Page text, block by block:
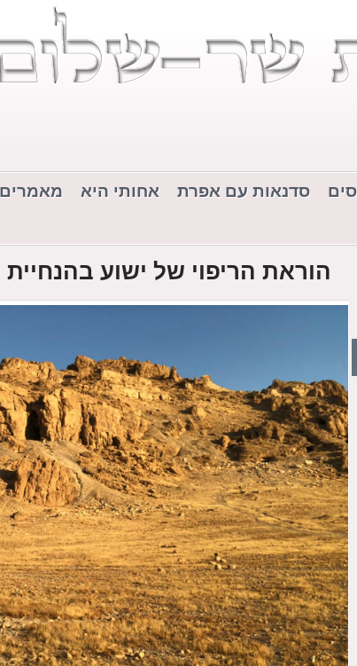
מאמרים אחותי היא סדנאות עם אפרת
הוראת הריפוי של ישוע